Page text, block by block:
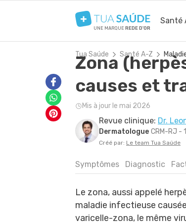
Santé
UNE MARQUEREDE D'OR
Tua Saúde Santé A-Z
Zona
causes et
Mis à jour le mai 2026
Revue clinique: Dr.
Dermatologue CRM-RJ -
Créé par: Le team Tua Saúde
Symptômes Diagnostic
Le zona, aussi appelé
maladie infectieuse
varicelle-zona, le même